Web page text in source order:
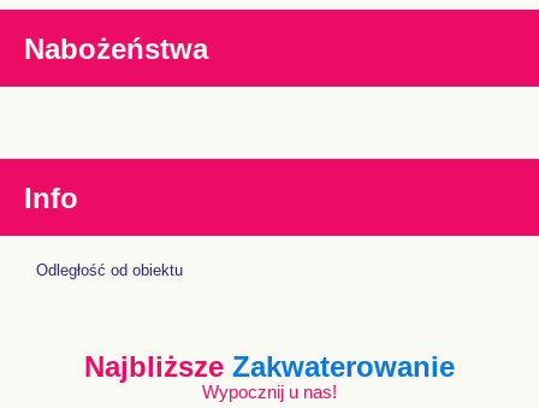
Nabożeństwa
Info
Odległość od obiektu
Najbliższe Zakwaterowanie
Wypocznij u nas!